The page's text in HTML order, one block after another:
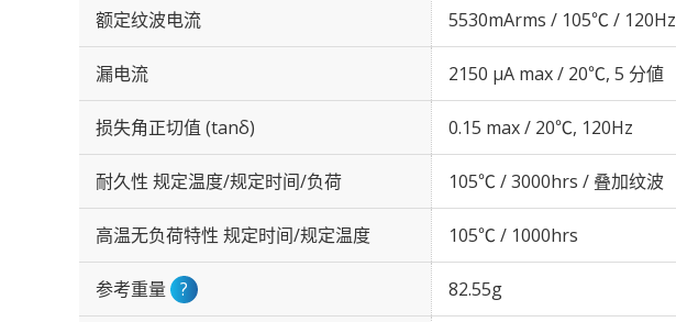
额定纹波电流 5530mArms / 105℃ / 120Hz
漏电流 2150 μA max / 20℃, 5 分値
损失角正切值 (tanδ) 0.15 max / 20℃, 120Hz
耐久性 规定温度/规定时间/负荷 105℃ / 3000hrs / 叠加纹波
高温无负荷特性 规定时间/规定温度 105℃ / 1000hrs
参考重量 ? 82.55g